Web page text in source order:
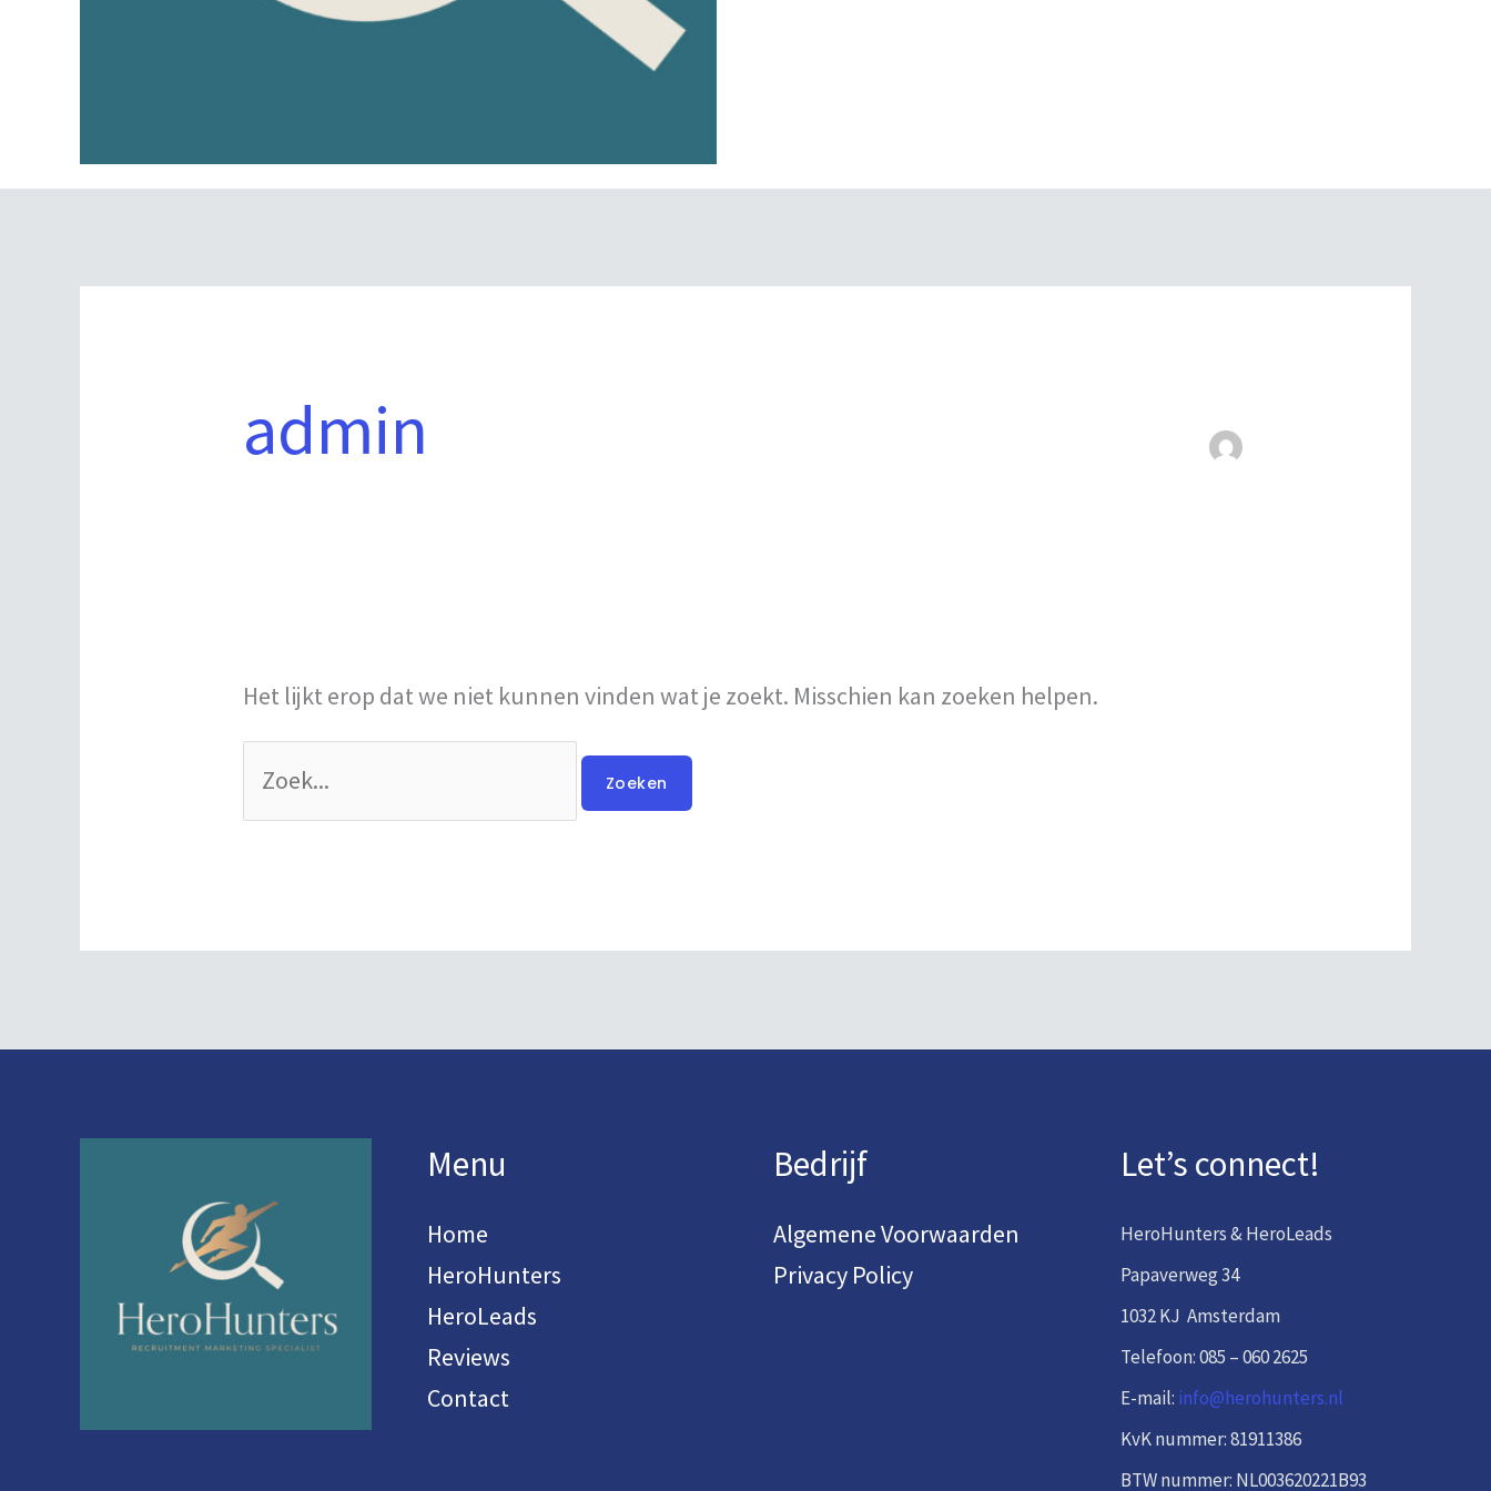
admin
Het lijkt erop dat we niet kunnen vinden wat je zoekt. Misschien kan zoeken helpen.
Menu
Home
HeroHunters
HeroLeads
Reviews
Contact
Bedrijf
Algemene Voorwaarden
Privacy Policy
Let’s connect!
HeroHunters & HeroLeads
Papaverweg 34
1032 KJ Amsterdam
Telefoon: 085 – 060 2625
E-mail: info@herohunters.nl
KvK nummer: 81911386
BTW nummer: NL003620221B93